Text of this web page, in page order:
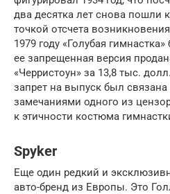
два десятка лет снова пошли
точкой отсчета
1979 году «Голубая
ее запрещенная версия
«Черристоун» за 13,8 тыс.
запрет на выпуск был связана
замечаниями одного из
к этичности костюма
Spyker
Еще один редкий и
авто-бренд из Европы. Это